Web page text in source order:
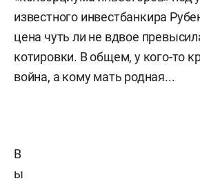
известного инвестбанкира
цена чуть ли не вдвое
котировки. В общем, у кого-то
война, а кому мать родная...
В
ы